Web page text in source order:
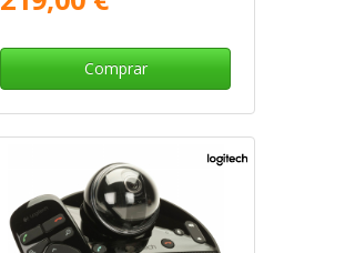
Comprar